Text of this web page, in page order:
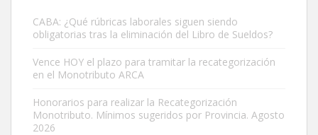
CABA: ¿Qué rúbricas laborales siguen siendo
obligatorias tras la eliminación del Libro de Sueldos?
Vence HOY el plazo para tramitar la recategorización
en el Monotributo ARCA
Honorarios para realizar la Recategorización
Monotributo. Mínimos sugeridos por Provincia. Agosto
2026